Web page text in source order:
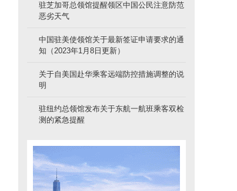
驻芝加哥总领馆提醒领区中国公民注意防范
恶劣天气
中国驻美使领馆关于最新签证申请要求的通
知（2023年1月8日更新）
关于自美国赴华乘客远端防控措施调整的说
明
驻纽约总领馆发布关于东航一航班乘客双检
测的紧急提醒